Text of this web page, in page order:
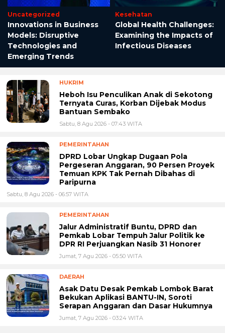
Uncategorized
Innovations in Business
Models: Disruptive
Technologies and
Emerging Trends
Kesehatan
Global Health Challenges:
Examining the Impacts of
Infectious Diseases
HUKRIM
Heboh Isu Penculikan Anak di Sekotong
Ternyata Curas, Korban Dijebak Modus
Bantuan Sembako
Sabtu, 8 Agu 2026 - 07:43 WITA
PEMERINTAHAN
DPRD Lobar Ungkap Dugaan Pola
Pergeseran Anggaran, 90 Persen Proyek
Temuan KPK Tak Pernah Dibahas di
Paripurna
Sabtu, 8 Agu 2026 - 06:57 WITA
PEMERINTAHAN
Jalur Administratif Buntu, DPRD dan
Pemkab Lobar Tempuh Jalur Politik ke
DPR RI Perjuangkan Nasib 31 Honorer
Jumat, 7 Agu 2026 - 05:50 WITA
DAERAH
Asak Datu Desak Pemkab Lombok Barat
Bekukan Aplikasi BANTU-IN, Soroti
Serapan Anggaran dan Dasar Hukumnya
Jumat, 7 Agu 2026 - 03:24 WITA